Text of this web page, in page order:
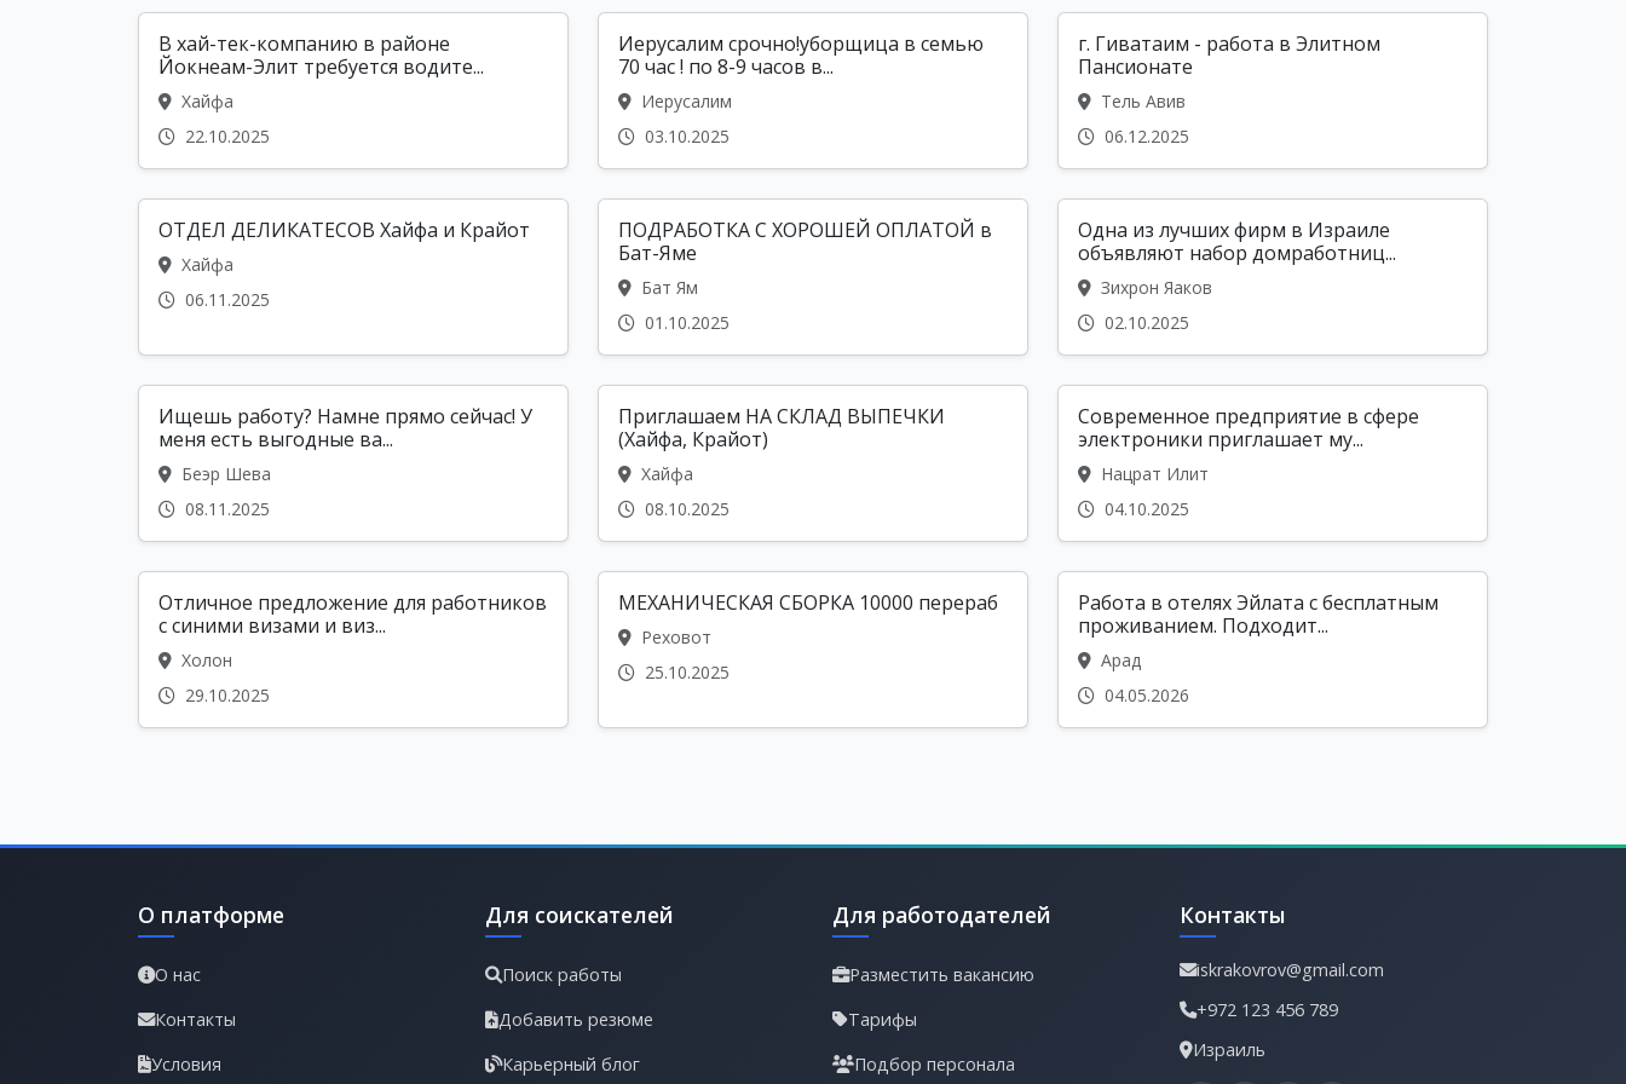
В хай-тек-компанию в районе
Йокнеам-Элит требуется водите...
Хайфа
22.10.2025
Иерусалим срочно!уборщица в семью
70 час ! по 8-9 часов в...
Иерусалим
03.10.2025
г. Гиватаим - работа в Элитном
Пансионате
Тель Авив
06.12.2025
ОТДЕЛ ДЕЛИКАТЕСОВ Хайфа и Крайот
Хайфа
06.11.2025
ПОДРАБОТКА С ХОРОШЕЙ ОПЛАТОЙ в
Бат-Яме
Бат Ям
01.10.2025
Одна из лучших фирм в Израиле
объявляют набор домработниц...
Зихрон Яаков
02.10.2025
Ищешь работу? Намне прямо сейчас! У
меня есть выгодные ва...
Беэр Шева
08.11.2025
Приглашаем НА СКЛАД ВЫПЕЧКИ
(Хайфа, Крайот)
Хайфа
08.10.2025
Современное предприятие в сфере
электроники приглашает му...
Нацрат Илит
04.10.2025
Отличное предложение для работников
с синими визами и виз...
Холон
29.10.2025
МЕХАНИЧЕСКАЯ СБОРКА 10000 перераб
Реховот
25.10.2025
Работа в отелях Эйлата с бесплатным
проживанием. Подходит...
Арад
04.05.2026
О платформе
О нас
Контакты
Условия
Для соискателей
Поиск работы
Добавить резюме
Карьерный блог
Для работодателей
Разместить вакансию
Тарифы
Подбор персонала
Контакты
iskrakovrov@gmail.com
+972 123 456 789
Израиль